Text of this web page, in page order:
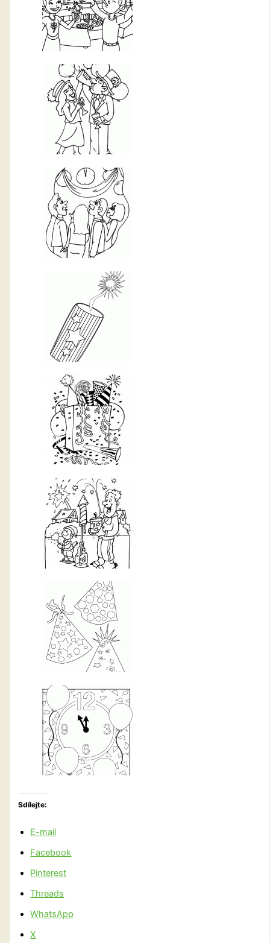
Sdílejte:
E-mail
Facebook
Pinterest
Threads
WhatsApp
X